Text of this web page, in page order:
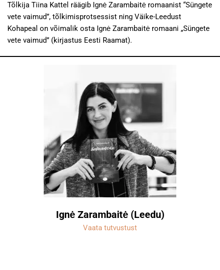
Tõlkija Tiina Kattel räägib Ignė Zarambaitė romaanist “Süngete
vete vaimud”, tõlkimisprotsessist ning Väike-Leedust
Kohapeal on võimalik osta Ignė Zarambaitė romaani „Süngete
vete vaimud” (kirjastus Eesti Raamat).
Ignė Zarambaitė (Leedu)
Vaata tutvustust